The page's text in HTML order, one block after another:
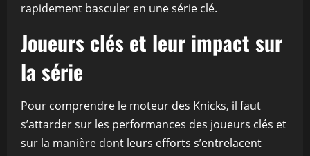
rapidement basculer en une série clé.
Joueurs clés et leur impact sur
la série
Pour comprendre le moteur des Knicks, il faut
s’attarder sur les performances des joueurs clés et
sur la manière dont leurs efforts s’entrelacent